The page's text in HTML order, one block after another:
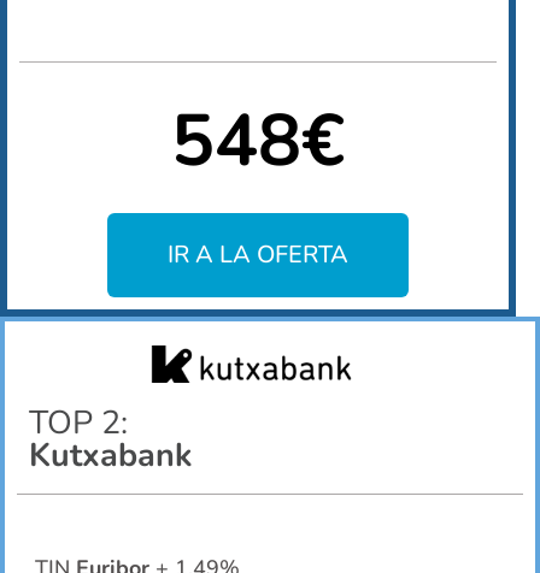
548€
IR A LA OFERTA
TOP 2:
Kutxabank